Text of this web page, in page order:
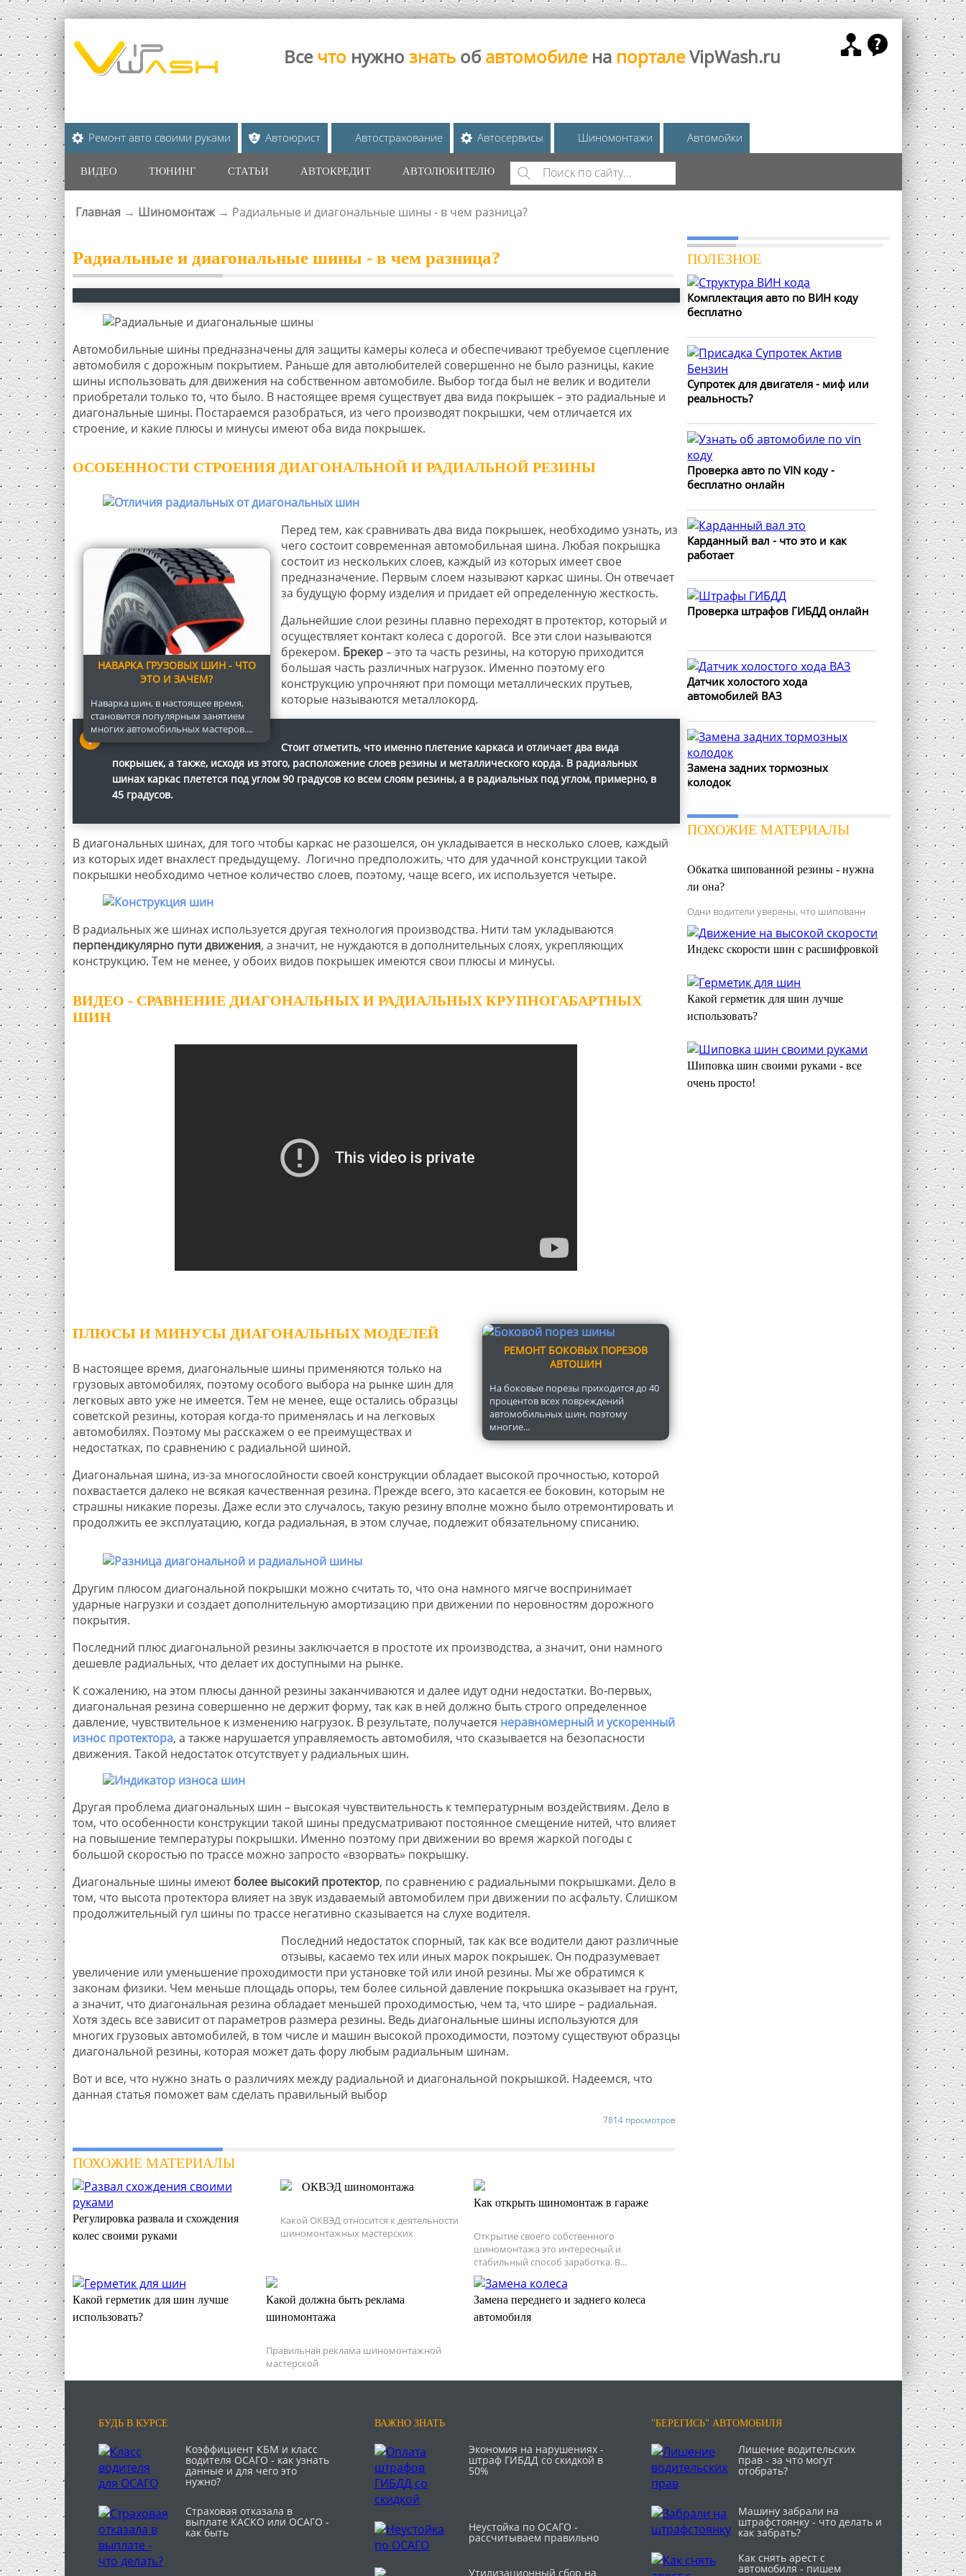
Все что нужно знать об автомобиле на порталеVipWash.ru
Ремонт авто своими руками Автоюрист Автострахование Автосервисы Шиномонтажи Автомойки
ВИДЕО ТЮНИНГ СТАТЬИ АВТОКРЕДИТ АВТОЛЮБИТЕЛЮ
ФОРМА ПОИСКА
Поиск
ВЫ ЗДЕСЬ
Главная → Шиномонтаж → Радиальные и диагональные шины - в чем разница?
Радиальные и диагональные шины - в чем разница?
Автомобильные шины предназначены для защиты камеры колеса и обеспечивают требуемое сцепление
автомобиля с дорожным покрытием. Раньше для автолюбителей совершенно не было разницы, какие
шины использовать для движения на собственном автомобиле. Выбор тогда был не велик и водители
приобретали только то, что было. В настоящее время существует два вида покрышек – это радиальные и
диагональные шины. Постараемся разобраться, из чего производят покрышки, чем отличается их
строение, и какие плюсы и минусы имеют оба вида покрышек.
ОСОБЕННОСТИ СТРОЕНИЯ ДИАГОНАЛЬНОЙ И РАДИАЛЬНОЙ РЕЗИНЫ
НАВАРКА ГРУЗОВЫХ ШИН - ЧТО
ЭТО И ЗАЧЕМ?
Наварка шин, в настоящее время,
становится популярным занятием
многих автомобильных мастеров....
Перед тем, как сравнивать два вида покрышек, необходимо узнать, из
чего состоит современная автомобильная шина. Любая покрышка
состоит из нескольких слоев, каждый из которых имеет свое
предназначение. Первым слоем называют каркас шины. Он отвечает
за будущую форму изделия и придает ей определенную жесткость.
Дальнейшие слои резины плавно переходят в протектор, который и
осуществляет контакт колеса с дорогой. Все эти слои называются
брекером. Брекер– это та часть резины, на которую приходится
большая часть различных нагрузок. Именно поэтому его
конструкцию упрочняют при помощи металлических прутьев,
которые называются металлокорд.
Стоит отметить, что именно плетение каркаса и отличает два вида
покрышек, а также, исходя из этого, расположение слоев резины и металлического корда. В радиальных
шинах каркас плетется под углом 90 градусов ко всем слоям резины, а в радиальных под углом, примерно, в
45 градусов.
В диагональных шинах, для того чтобы каркас не разошелся, он укладывается в несколько слоев, каждый
из которых идет внахлест предыдущему. Логично предположить, что для удачной конструкции такой
покрышки необходимо четное количество слоев, поэтому, чаще всего, их используется четыре.
В радиальных же шинах используется другая технология производства. Нити там укладываются
перпендикулярно пути движения, а значит, не нуждаются в дополнительных слоях, укрепляющих
конструкцию. Тем не менее, у обоих видов покрышек имеются свои плюсы и минусы.
ВИДЕО - СРАВНЕНИЕ ДИАГОНАЛЬНЫХ И РАДИАЛЬНЫХ КРУПНОГАБАРТНЫХ
ШИН
ПЛЮСЫ И МИНУСЫ ДИАГОНАЛЬНЫХ МОДЕЛЕЙ
РЕМОНТ БОКОВЫХ ПОРЕЗОВ
АВТОШИН
На боковые порезы приходится до 40
процентов всех повреждений
автомобильных шин, поэтому
многие...
В настоящее время, диагональные шины применяются только на
грузовых автомобилях, поэтому особого выбора на рынке шин для
легковых авто уже не имеется. Тем не менее, еще остались образцы
советской резины, которая когда-то применялась и на легковых
автомобилях. Поэтому мы расскажем о ее преимуществах и
недостатках, по сравнению с радиальной шиной.
Диагональная шина, из-за многослойности своей конструкции обладает высокой прочностью, которой
похвастается далеко не всякая качественная резина. Прежде всего, это касается ее боковин, которым не
страшны никакие порезы. Даже если это случалось, такую резину вполне можно было отремонтировать и
продолжить ее эксплуатацию, когда радиальная, в этом случае, подлежит обязательному списанию.
Другим плюсом диагональной покрышки можно считать то, что она намного мягче воспринимает
ударные нагрузки и создает дополнительную амортизацию при движении по неровностям дорожного
покрытия.
Последний плюс диагональной резины заключается в простоте их производства, а значит, они намного
дешевле радиальных, что делает их доступными на рынке.
К сожалению, на этом плюсы данной резины заканчиваются и далее идут одни недостатки. Во-первых,
диагональная резина совершенно не держит форму, так как в ней должно быть строго определенное
давление, чувствительное к изменению нагрузок. В результате, получается неравномерный и ускоренный
износ протектора, а также нарушается управляемость автомобиля, что сказывается на безопасности
движения. Такой недостаток отсутствует у радиальных шин.
Другая проблема диагональных шин – высокая чувствительность к температурным воздействиям. Дело в
том, что особенности конструкции такой шины предусматривают постоянное смещение нитей, что влияет
на повышение температуры покрышки. Именно поэтому при движении во время жаркой погоды с
большой скоростью по трассе можно запросто «взорвать» покрышку.
Диагональные шины имеютболее высокий протектор, по сравнению с радиальными покрышками. Дело в
том, что высота протектора влияет на звук издаваемый автомобилем при движении по асфальту. Слишком
продолжительный гул шины по трассе негативно сказывается на слухе водителя.
Последний недостаток спорный, так как все водители дают различные
отзывы, касаемо тех или иных марок покрышек. Он подразумевает
увеличение или уменьшение проходимости при установке той или иной резины. Мы же обратимся к
законам физики. Чем меньше площадь опоры, тем более сильной давление покрышка оказывает на грунт,
а значит, что диагональная резина обладает меньшей проходимостью, чем та, что шире – радиальная.
Хотя здесь все зависит от параметров размера резины. Ведь диагональные шины используются для
многих грузовых автомобилей, в том числе и машин высокой проходимости, поэтому существуют образцы
диагональной резины, которая может дать фору любым радиальным шинам.
Вот и все, что нужно знать о различиях между радиальной и диагональной покрышкой. Надеемся, что
данная статья поможет вам сделать правильный выбор
7814 просмотров
ПОХОЖИЕ МАТЕРИАЛЫ
Регулировка развала и схождения
колес своими руками
ОКВЭД шиномонтажа
Какой ОКВЭД относится к деятельности
шиномонтажных мастерских
Как открыть шиномонтаж в гараже
Открытие своего собственного
шиномонтажа это интересный и
стабильный способ заработка. В...
Какой герметик для шин лучше
использовать?
Какой должна быть реклама
шиномонтажа
Правильная реклама шиномонтажной
мастерской
Замена переднего и заднего колеса
автомобиля
ПОЛЕЗНОЕ
Комплектация авто по ВИН коду
бесплатно
Супротек для двигателя - миф или
реальность?
Проверка авто по VIN коду -
бесплатно онлайн
Карданный вал - что это и как
работает
Проверка штрафов ГИБДД онлайн
Датчик холостого хода
автомобилей ВАЗ
Замена задних тормозных
колодок
ПОХОЖИЕ МАТЕРИАЛЫ
Обкатка шипованной резины - нужна
ли она?
Одни водители уверены, что шипованн
Индекс скорости шин с расшифровкой
Какой герметик для шин лучше
использовать?
Шиповка шин своими руками - все
очень просто!
БУДЬ В КУРСЕ
Коэффициент КБМ и класс
водителя ОСАГО - как узнать
данные и для чего это
нужно?
Страховая отказала в
выплате КАСКО или ОСАГО -
как быть
ВАЖНО ЗНАТЬ
Экономия на нарушениях -
штраф ГИБДД со скидкой в
50%
Неустойка по ОСАГО -
рассчитываем правильно
Утилизационный сбор на
"БЕРЕГИСЬ" АВТОМОБИЛЯ
Лишение водительских
прав - за что могут
отобрать?
Машину забрали на
штрафстоянку - что делать и
как забрать?
Как снять арест с
автомобиля - пишем